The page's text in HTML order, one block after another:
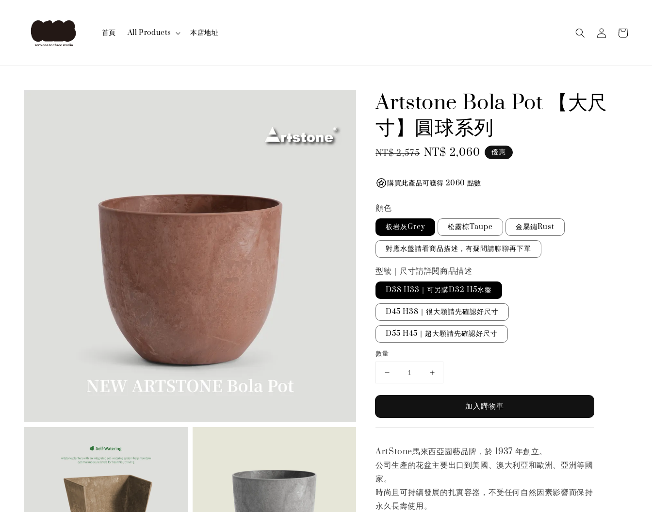
首頁 All Products 本店地址
Artstone Bola Pot 【大尺
寸】圓球系列
Regular
NT$ 2,575 Sale
NT$ 2,060 優惠
購買此產品可獲得 2060 點數
顏色
板岩灰Grey 松露棕Taupe 金屬鏽Rust
對應水盤請看商品描述，有疑問請聊聊再下單
型號｜尺寸請詳閱商品描述
D38 H33｜可另購D32 H5水盤
D45 H38｜很大顆請先確認好尺寸
D55 H45｜超大顆請先確認好尺寸
數量
加入購物車
ArtStone馬來西亞園藝品牌，於 1937 年創立。
公司生產的花盆主要出口到美國、澳大利亞和歐洲、亞洲等國
家。
時尚且可持續發展的扎實容器，不受任何自然因素影響而保持
永久長壽使用。